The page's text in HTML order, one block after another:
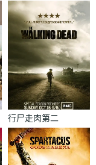
行尸走肉第二
季